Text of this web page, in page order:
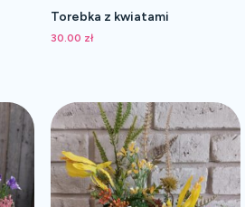
Torebka z kwiatami
30.00 zł